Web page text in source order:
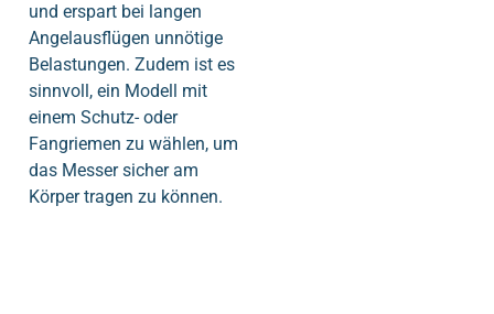
und erspart bei langen
Angelausflügen unnötige
Belastungen. Zudem ist es
sinnvoll, ein Modell mit
einem Schutz- oder
Fangriemen zu wählen, um
das Messer sicher am
Körper tragen zu können.